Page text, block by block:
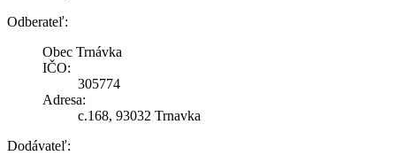
Odberateľ:
Obec Trnávka
IČO:
305774
Adresa:
c.168, 93032 Trnavka
Dodávateľ: